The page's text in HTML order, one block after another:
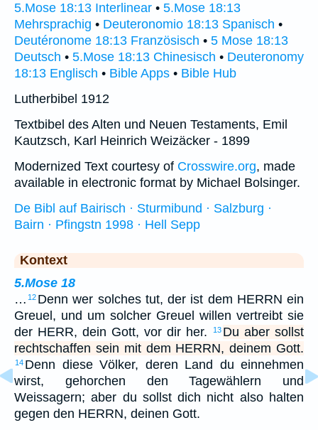
5.Mose 18:13 Interlinear • 5.Mose 18:13
Mehrsprachig • Deuteronomio 18:13 Spanisch •
Deutéronome 18:13 Französisch • 5 Mose 18:13
Deutsch • 5.Mose 18:13 Chinesisch • Deuteronomy
18:13 Englisch • Bible Apps • Bible Hub
Lutherbibel 1912
Textbibel des Alten und Neuen Testaments, Emil
Kautzsch, Karl Heinrich Weizäcker - 1899
Modernized Text courtesy of Crosswire.org, made
available in electronic format by Michael Bolsinger.
De Bibl auf Bairisch · Sturmibund · Salzburg ·
Bairn · Pfingstn 1998 · Hell Sepp
Kontext
5.Mose 18
… 12 Denn wer solches tut, der ist dem HERRN ein
Greuel, und um solcher Greuel willen vertreibt sie
der HERR, dein Gott, vor dir her.
13 Du aber sollst
rechtschaffen sein mit dem HERRN, deinem Gott.
14 Denn diese Völker, deren Land du einnehmen
wirst, gehorchen den Tagewählern und
Weissagern; aber du sollst dich nicht also halten
gegen den HERRN, deinen Gott.